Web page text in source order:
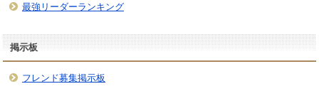
最強リーダーランキング
掲示板
フレンド募集掲示板